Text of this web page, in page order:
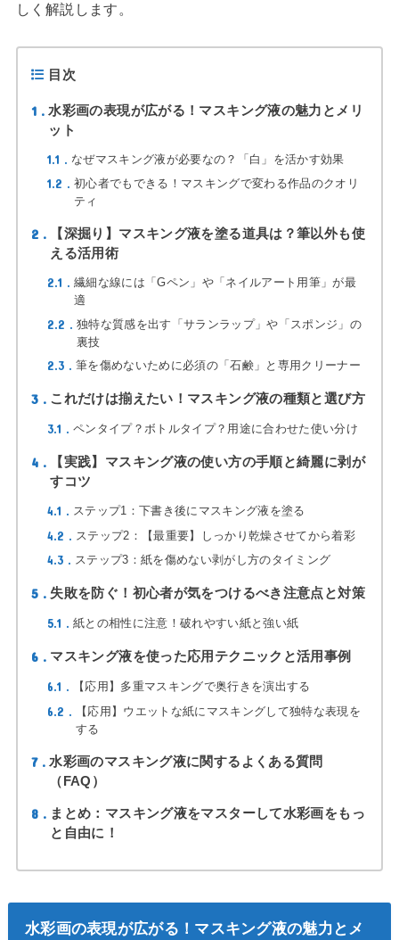
しく解説します。
目次
1
水彩画の表現が広がる！マスキング液の魅力とメリ
ット
1.1 なぜマスキング液が必要なの？「白」を活かす効果
1.2
初心者でもできる！マスキングで変わる作品のクオリ
ティ
2
【深掘り】マスキング液を塗る道具は？筆以外も使
える活用術
2.1
繊細な線には「Gペン」や「ネイルアート用筆」が最
適
2.2
独特な質感を出す「サランラップ」や「スポンジ」の
裏技
2.3 筆を傷めないために必須の「石鹸」と専用クリーナー
3 これだけは揃えたい！マスキング液の種類と選び方
3.1 ペンタイプ？ボトルタイプ？用途に合わせた使い分け
4
【実践】マスキング液の使い方の手順と綺麗に剥が
すコツ
4.1 ステップ1：下書き後にマスキング液を塗る
4.2 ステップ2：【最重要】しっかり乾燥させてから着彩
4.3 ステップ3：紙を傷めない剥がし方のタイミング
5 失敗を防ぐ！初心者が気をつけるべき注意点と対策
5.1 紙との相性に注意！破れやすい紙と強い紙
6 マスキング液を使った応用テクニックと活用事例
6.1 【応用】多重マスキングで奥行きを演出する
6.2
【応用】ウエットな紙にマスキングして独特な表現を
する
7
水彩画のマスキング液に関するよくある質問
（FAQ）
8
まとめ：マスキング液をマスターして水彩画をもっ
と自由に！
水彩画の表現が広がる！マスキング液の魅力とメ